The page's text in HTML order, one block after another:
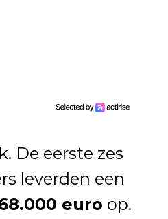
De eerste zes
leverden een
euro op.